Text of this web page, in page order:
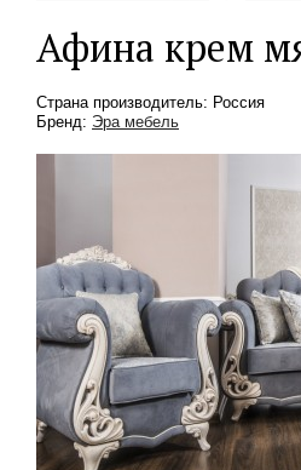
Афина крем
Страна производитель: Россия
Бренд: Эра мебель